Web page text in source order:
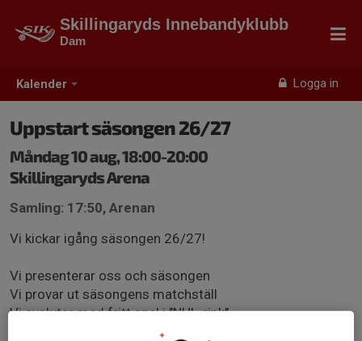
Kalender Logga in
Skillingaryds Innebandyklubb
Dam
Uppstart säsongen 26/27
Måndag 10 aug, 18:00-20:00
Skillingaryds Arena
Samling: 17:50, Arenan
Vi kickar igång säsongen 26/27!
Vi presenterar oss och säsongen
Vi provar ut säsongens matchställ
Vi avslutar med fritt spel i "NHL-rink"